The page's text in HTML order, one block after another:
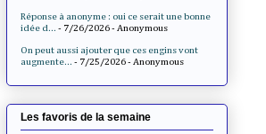
Réponse à anonyme : oui ce serait une bonne
idée d... - 7/26/2026- Anonymous
On peut aussi ajouter que ces engins vont
augmente... - 7/25/2026- Anonymous
Les favoris de la semaine